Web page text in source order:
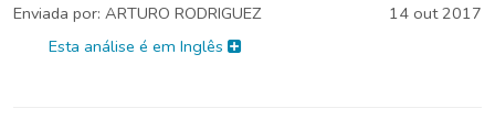
Enviada por: ARTURO RODRIGUEZ
14 out 2017
Esta análise é em Inglês